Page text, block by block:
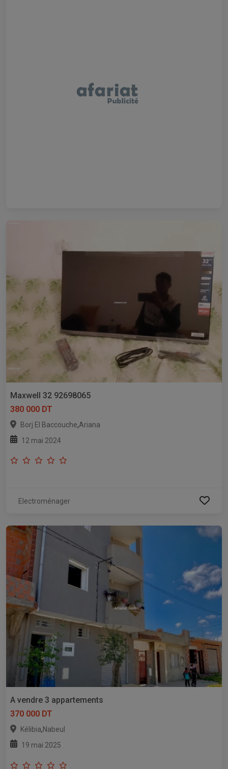
Maxwell 32 92698065
380 000 DT
Borj El Baccouche,Ariana
12 mai 2024
Electroménager
A vendre 3 appartements
370 000 DT
Kélibia,Nabeul
19 mai 2025